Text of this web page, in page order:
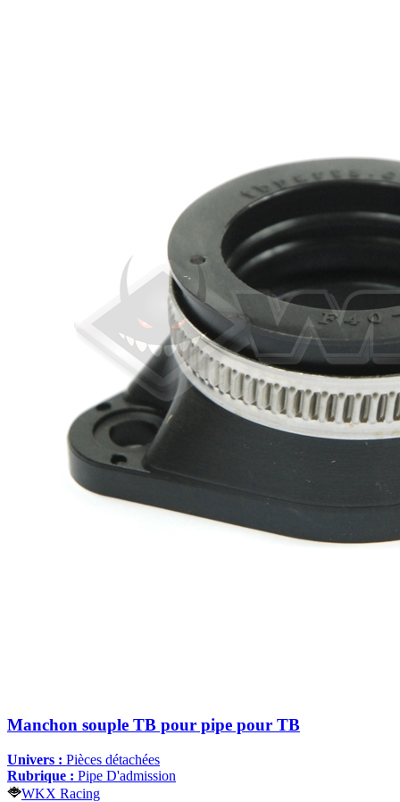
Manchon souple TB pour pipe pour TB
Univers : Pièces détachées
Rubrique : Pipe D'admission
WKX Racing